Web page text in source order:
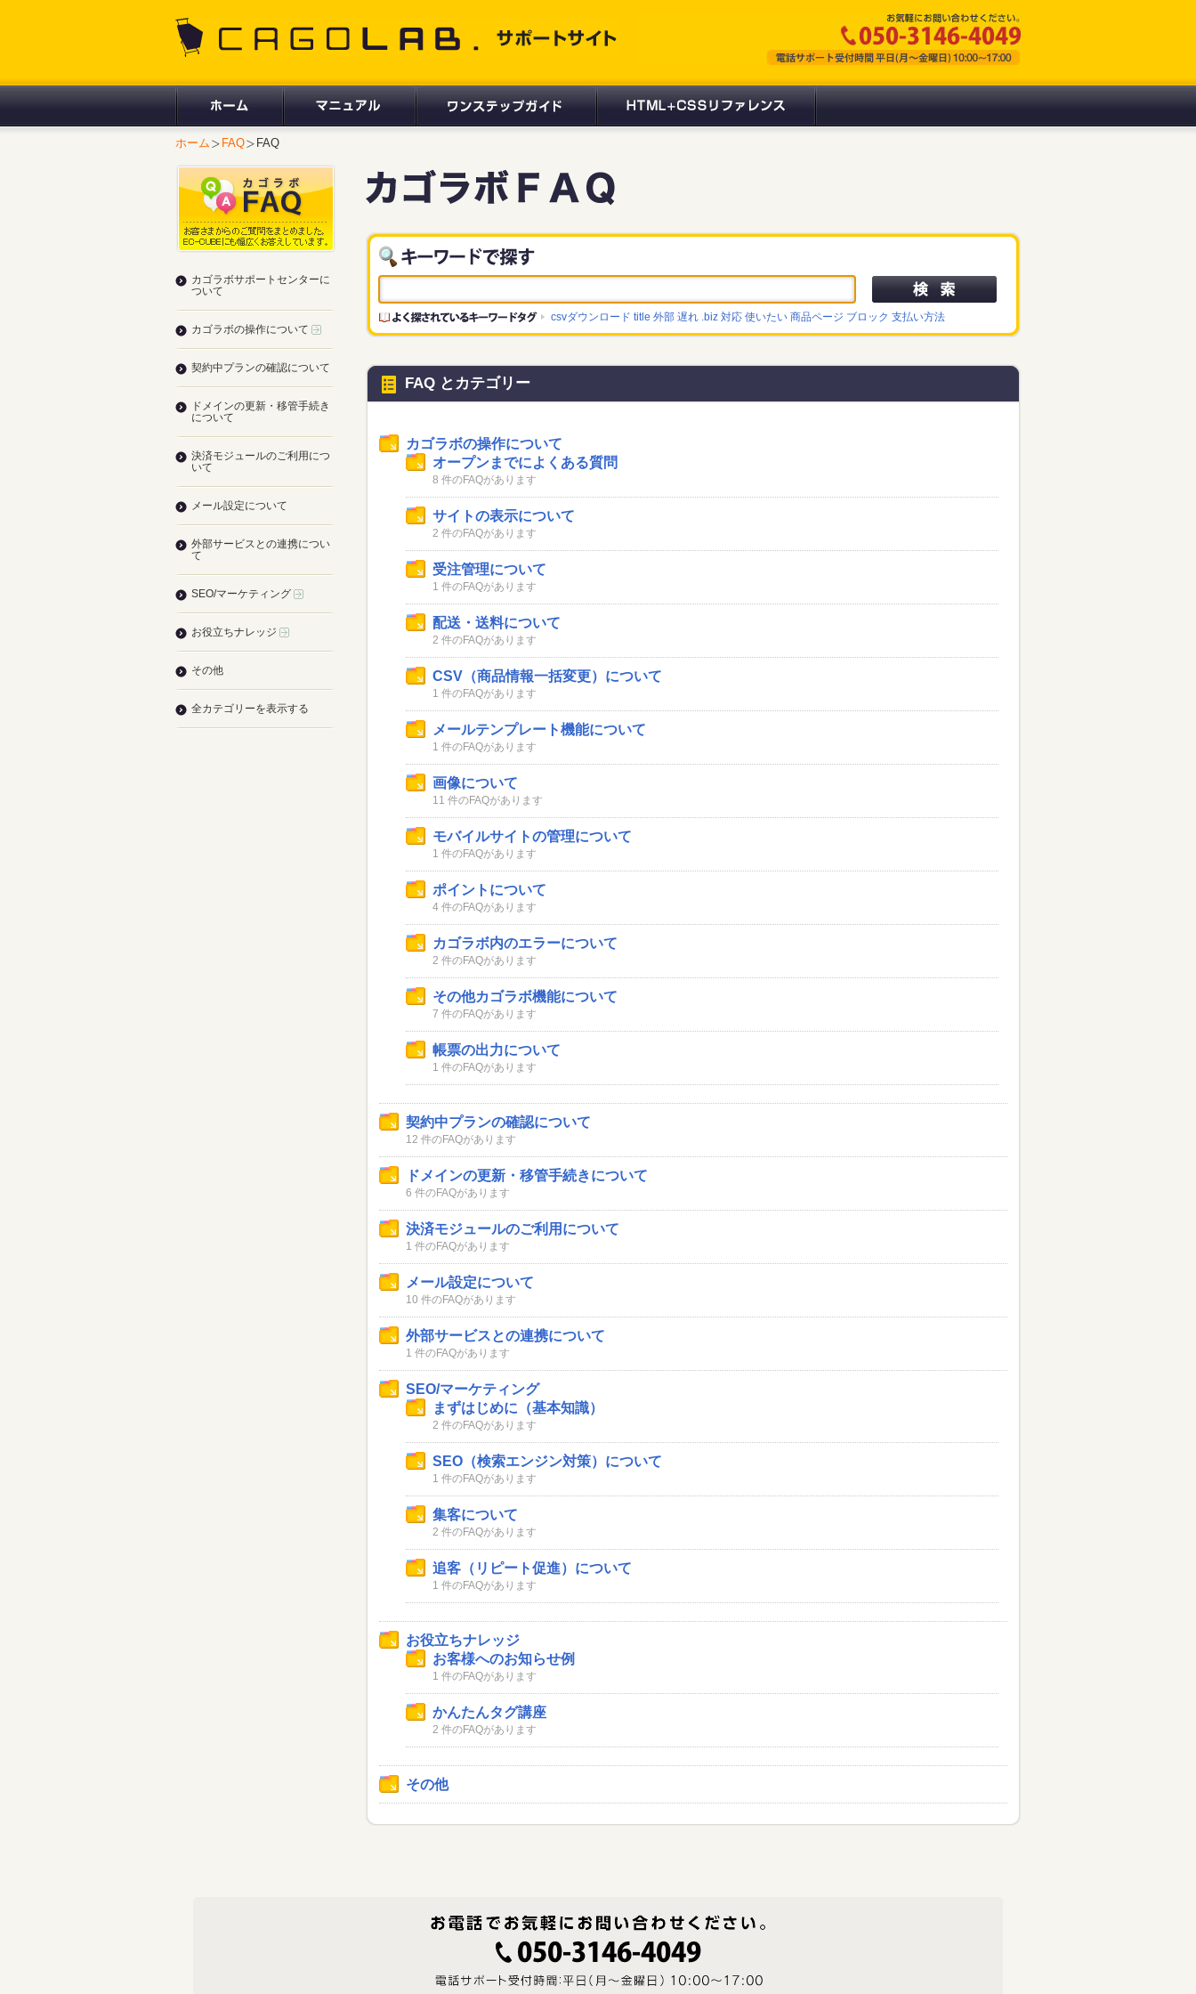
ホーム FAQ FAQ
csvダウンロード title 外部 遅れ .biz 対応 使いたい 商品ページ ブロック 支払い方法
FAQ とカテゴリー
カゴラボの操作について
オープンまでによくある質問
8 件のFAQがあります
サイトの表示について
2 件のFAQがあります
受注管理について
1 件のFAQがあります
配送・送料について
2 件のFAQがあります
CSV（商品情報一括変更）について
1 件のFAQがあります
メールテンプレート機能について
1 件のFAQがあります
画像について
11 件のFAQがあります
モバイルサイトの管理について
1 件のFAQがあります
ポイントについて
4 件のFAQがあります
カゴラボ内のエラーについて
2 件のFAQがあります
その他カゴラボ機能について
7 件のFAQがあります
帳票の出力について
1 件のFAQがあります
契約中プランの確認について
12 件のFAQがあります
ドメインの更新・移管手続きについて
6 件のFAQがあります
決済モジュールのご利用について
1 件のFAQがあります
メール設定について
10 件のFAQがあります
外部サービスとの連携について
1 件のFAQがあります
SEO/マーケティング
まずはじめに（基本知識）
2 件のFAQがあります
SEO（検索エンジン対策）について
1 件のFAQがあります
集客について
2 件のFAQがあります
追客（リピート促進）について
1 件のFAQがあります
お役立ちナレッジ
お客様へのお知らせ例
1 件のFAQがあります
かんたんタグ講座
2 件のFAQがあります
その他
カゴラボサポートセンターに
ついて
カゴラボの操作について
契約中プランの確認について
ドメインの更新・移管手続き
について
決済モジュールのご利用につ
いて
メール設定について
外部サービスとの連携につい
て
SEO/マーケティング
お役立ちナレッジ
その他
全カテゴリーを表示する